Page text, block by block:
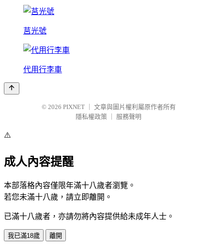
莒光號
代用行李車
© 2026 PIXNET
文章與圖片權利屬原作者所有
隱私權政策
服務聲明
⚠️
成人內容提醒
本部落格內容僅限年滿十八歲者瀏覽。
若您未滿十八歲，請立即離開。
已滿十八歲者，亦請勿將內容提供給未成年人士。
我已滿18歲 離開